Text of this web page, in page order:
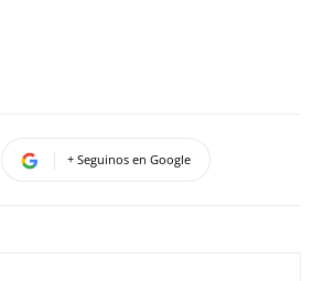
+ Seguinos en Google